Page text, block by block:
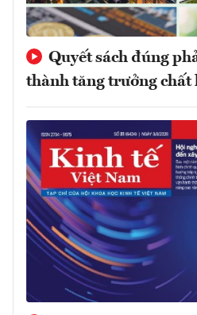
Quyết sách đúng
thành tăng trưởng chất